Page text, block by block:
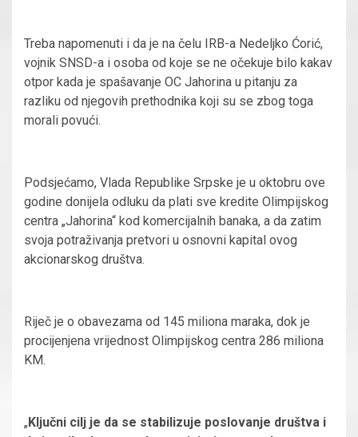
Treba napomenuti i da je na čelu IRB-a Nedeljko Ćorić,
vojnik SNSD-a i osoba od koje se ne očekuje bilo kakav
otpor kada je spašavanje OC Jahorina u pitanju za
razliku od njegovih prethodnika koji su se zbog toga
morali povući.
Podsjećamo, Vlada Republike Srpske je u oktobru ove
godine donijela odluku da plati sve kredite Olimpijskog
centra „Jahorina“ kod komercijalnih banaka, a da zatim
svoja potraživanja pretvori u osnovni kapital ovog
akcionarskog društva.
Riječ je o obavezama od 145 miliona maraka, dok je
procijenjena vrijednost Olimpijskog centra 286 miliona
KM.
„Ključni cilj je da se stabilizuje poslovanje društva i